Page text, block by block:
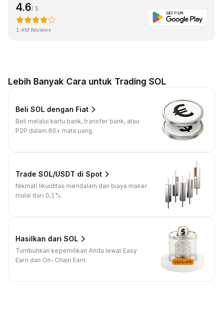
4.6/ 5
1.4M Reviews
Lebih Banyak Cara untuk Trading SOL
Beli SOL dengan Fiat
Beli melalui kartu bank, transfer bank, atau
P2P dalam 60+ mata uang.
Trade SOL/USDT di Spot
Nikmati likuiditas mendalam dan biaya maker
mulai dari 0,1%.
Hasilkan dari SOL
Tumbuhkan kepemilikan Anda lewat Easy
Earn dan On-Chain Earn.